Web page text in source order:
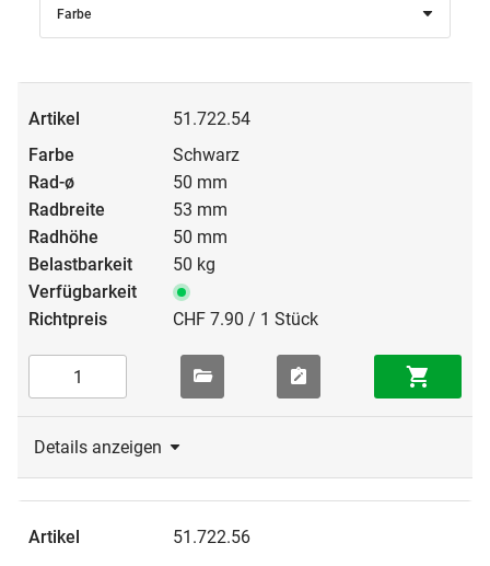
Farbe
51.722.54
Schwarz
50 mm
53 mm
50 mm
50 kg
CHF 7.90 / 1 Stück
Details anzeigen
51.722.56